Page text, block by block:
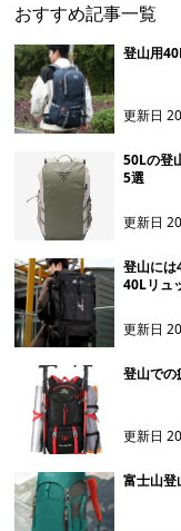
おすすめ記事一覧
登山用
更新日
50Lの登
5選
更新日
登山に
40Lリュ
更新日
登山で
更新日
富士山